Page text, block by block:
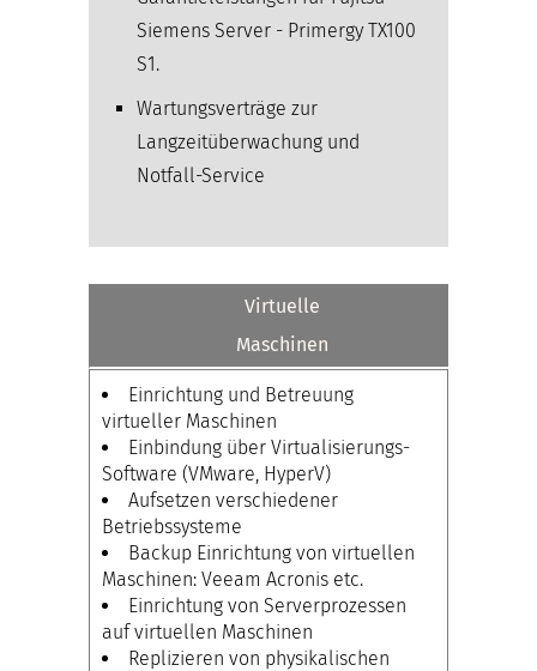
Siemens Server - Primergy TX100
S1.
Wartungsverträge zur
Langzeitüberwachung und
Notfall-Service
Virtuelle
Maschinen
Einrichtung und Betreuung
virtueller Maschinen
Einbindung über Virtualisierungs-
Software (VMware, HyperV)
Aufsetzen verschiedener
Betriebssysteme
Backup Einrichtung von virtuellen
Maschinen: Veeam Acronis etc.
Einrichtung von Serverprozessen
auf virtuellen Maschinen
Replizieren von physikalischen